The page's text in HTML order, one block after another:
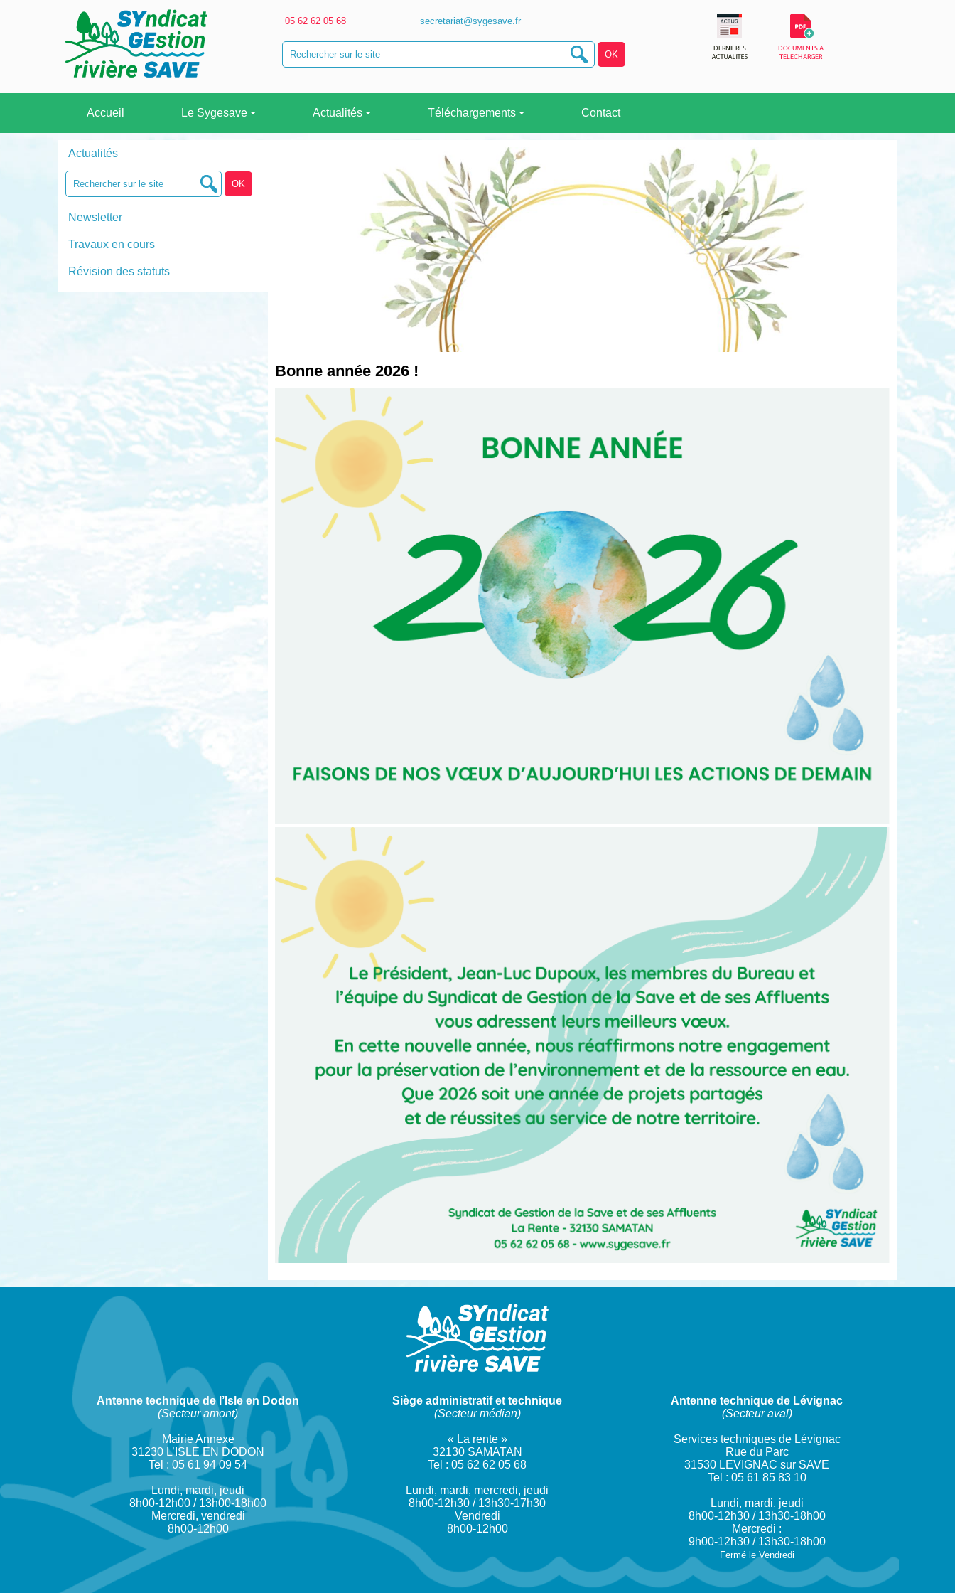
05 62 62 05 68 secretariat@sygesave.fr
Accueil Le Sygesave Actualités Téléchargements Contact
Actualités
Newsletter
Travaux en cours
Révision des statuts
Bonne année 2026 !
Antenne technique de l’Isle en Dodon
(Secteur amont)
Mairie Annexe
31230 L’ISLE EN DODON
Tel : 05 61 94 09 54
Lundi, mardi, jeudi
8h00-12h00 / 13h00-18h00
Mercredi, vendredi
8h00-12h00
Siège administratif et technique
(Secteur médian)
« La rente »
32130 SAMATAN
Tel : 05 62 62 05 68
Lundi, mardi, mercredi, jeudi
8h00-12h30 / 13h30-17h30
Vendredi
8h00-12h00
Antenne technique de Lévignac
(Secteur aval)
Services techniques de Lévignac
Rue du Parc
31530 LEVIGNAC sur SAVE
Tel : 05 61 85 83 10
Lundi, mardi, jeudi
8h00-12h30 / 13h30-18h00
Mercredi :
9h00-12h30 / 13h30-18h00
Fermé le Vendredi